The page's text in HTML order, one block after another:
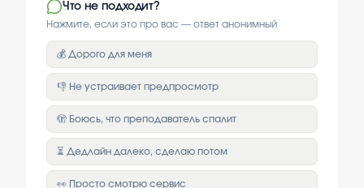
Что не подходит?
Нажмите, если это про вас — ответ анонимный
💰 Дорого для меня
👎 Не устраивает предпросмотр
🫣 Боюсь, что преподаватель спалит
⏳ Дедлайн далеко, сделаю потом
👀 Просто смотрю сервис